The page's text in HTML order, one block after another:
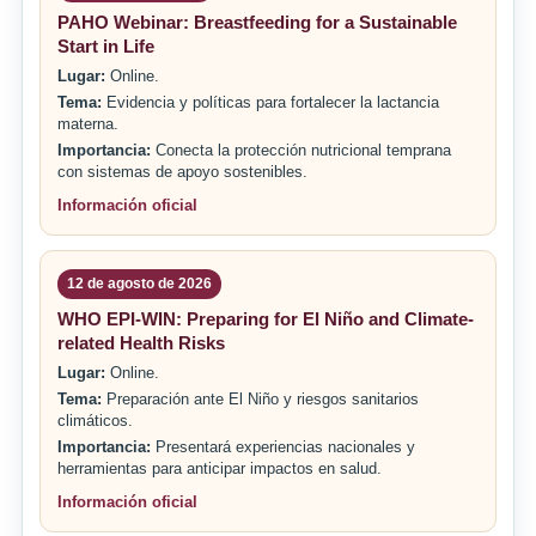
PAHO Webinar: Breastfeeding for a Sustainable
Start in Life
Lugar: Online.
Tema: Evidencia y políticas para fortalecer la lactancia
materna.
Importancia: Conecta la protección nutricional temprana
con sistemas de apoyo sostenibles.
Información oficial
12 de agosto de 2026
WHO EPI-WIN: Preparing for El Niño and Climate-
related Health Risks
Lugar: Online.
Tema: Preparación ante El Niño y riesgos sanitarios
climáticos.
Importancia: Presentará experiencias nacionales y
herramientas para anticipar impactos en salud.
Información oficial